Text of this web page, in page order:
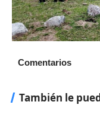
Comentarios
También le